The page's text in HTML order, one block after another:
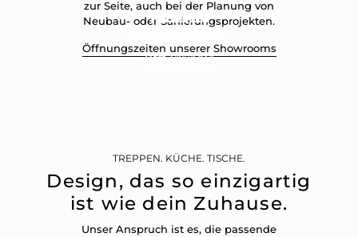
zur Seite, auch bei der Planung von
Neubau- oder Sanierungsprojekten.
Öffnungszeiten unserer Showrooms
TREPPEN
Jetzt erkunden
KÜCHEN
Jetzt erkunden
TISCHE
Jetzt erkunden
TREPPEN. KÜCHE. TISCHE.
Design, das so einzigartig
ist wie dein Zuhause.
Unser Anspruch ist es, die passende